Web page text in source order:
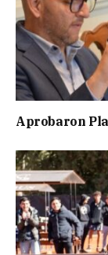
Aprobaron